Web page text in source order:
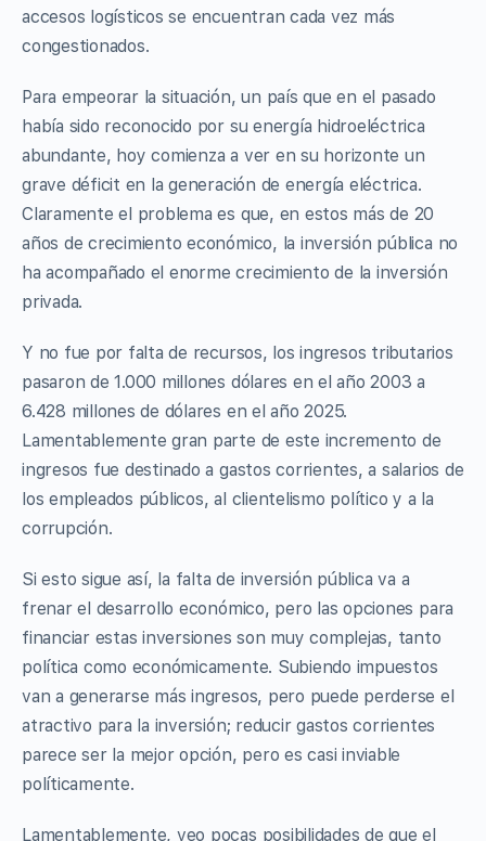
accesos logísticos se encuentran cada vez más
congestionados.
Para empeorar la situación, un país que en el pasado
había sido reconocido por su energía hidroeléctrica
abundante, hoy comienza a ver en su horizonte un
grave déficit en la generación de energía eléctrica.
Claramente el problema es que, en estos más de 20
años de crecimiento económico, la inversión pública no
ha acompañado el enorme crecimiento de la inversión
privada.
Y no fue por falta de recursos, los ingresos tributarios
pasaron de 1.000 millones dólares en el año 2003 a
6.428 millones de dólares en el año 2025.
Lamentablemente gran parte de este incremento de
ingresos fue destinado a gastos corrientes, a salarios de
los empleados públicos, al clientelismo político y a la
corrupción.
Si esto sigue así, la falta de inversión pública va a
frenar el desarrollo económico, pero las opciones para
financiar estas inversiones son muy complejas, tanto
política como económicamente. Subiendo impuestos
van a generarse más ingresos, pero puede perderse el
atractivo para la inversión; reducir gastos corrientes
parece ser la mejor opción, pero es casi inviable
políticamente.
Lamentablemente, veo pocas posibilidades de que el